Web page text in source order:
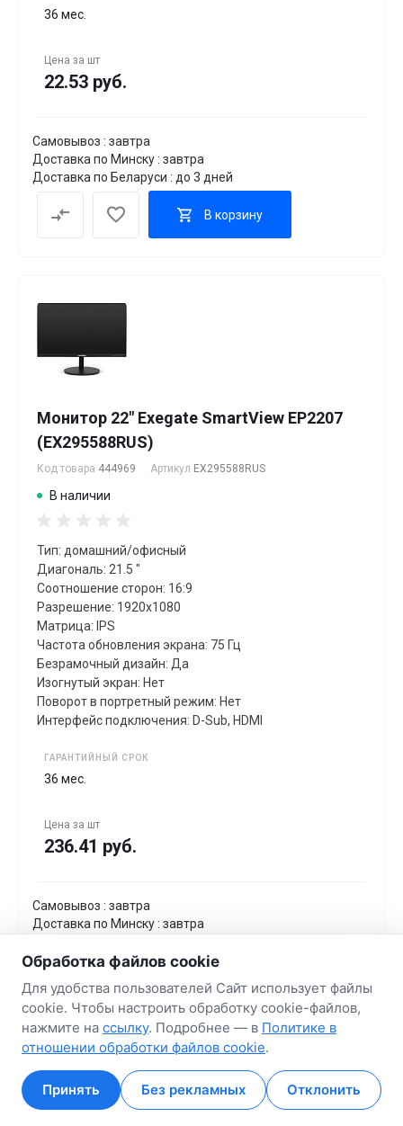
Главная Кабинет Избранные Сравнение
Главная Кабинет Избранные Сравнение
36 мес.
Цена за шт
22.53 руб.
Самовывоз : завтра
Доставка по Минску : завтра
Доставка по Беларуси : до 3 дней
В корзину
Монитор 22" Exegate SmartView EP2207
(EX295588RUS)
Код товара 444969 Артикул EX295588RUS
В наличии
Тип: домашний/офисный
Диагональ: 21.5 "
Соотношение сторон: 16:9
Разрешение: 1920x1080
Матрица: IPS
Частота обновления экрана: 75 Гц
Безрамочный дизайн: Да
Изогнутый экран: Нет
Поворот в портретный режим: Нет
Интерфейс подключения: D-Sub, HDMI
ГАРАНТИЙНЫЙ СРОК
36 мес.
Цена за шт
236.41 руб.
Самовывоз : завтра
Доставка по Минску : завтра
Обработка файлов cookie
Для удобства пользователей Сайт использует файлы
cookie. Чтобы настроить обработку cookie-файлов,
нажмите на ссылку. Подробнее — в Политике в
отношении обработки файлов cookie.
Принять Без рекламных Отклонить